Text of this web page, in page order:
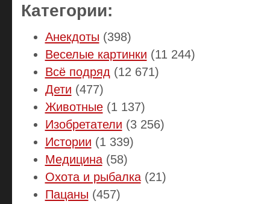
Категории:
Анекдоты (398)
Веселые картинки (11 244)
Всё подряд (12 671)
Дети (477)
Животные(1 137)
Изобретатели (3 256)
Истории (1 339)
Медицина(58)
Охота и рыбалка(21)
Пацаны (457)